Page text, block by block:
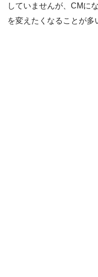
していませんが、CMに
を変えたくなることが多